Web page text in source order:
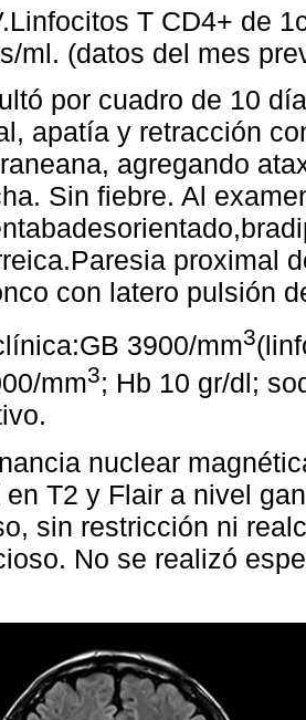
T CD4+ de
ml. (datos del mes
por cuadro de 10
apatía y retracción
agregando
Sin fiebre. Al
proximal
con latero pulsión
3900/mm3
mm3; Hb 10 gr/dl;
nuclear
en T2 y Flair a nivel
sin restricción ni
No se realizó